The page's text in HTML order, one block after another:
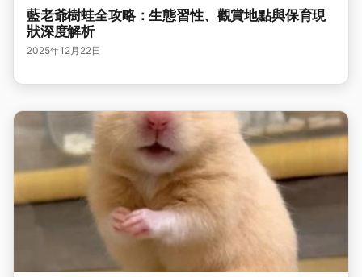
藍老爺樹蛙全攻略：生態習性、觀賞地點與保育現
狀深度解析
2025年12月22日